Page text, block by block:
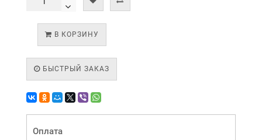
В КОРЗИНУ
БЫСТРЫЙ ЗАКАЗ
Оплата